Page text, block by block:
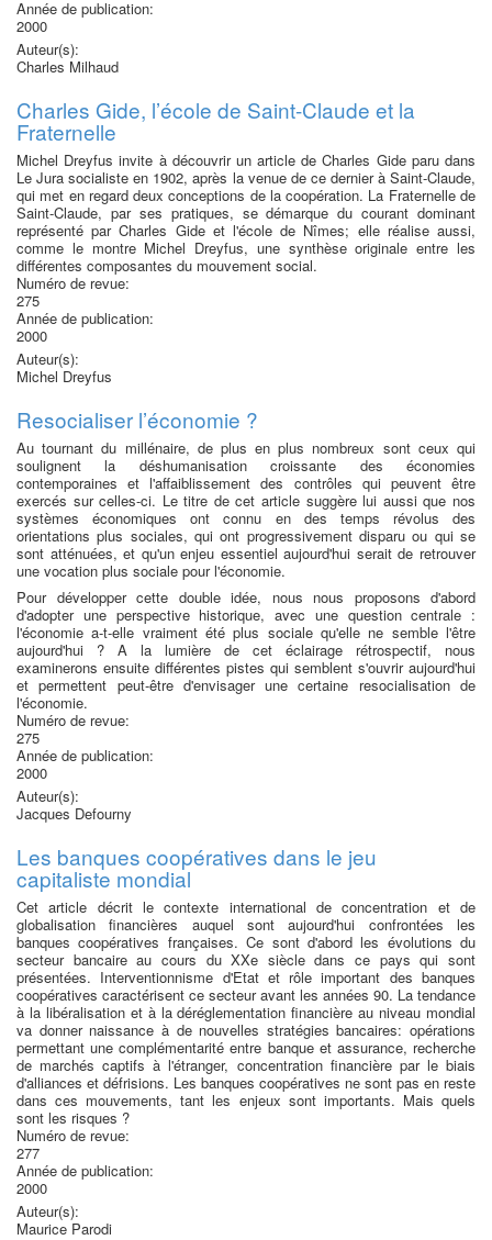
Année de publication:
2000
Auteur(s):
Charles Milhaud
Charles Gide, l’école de Saint-Claude et la
Fraternelle
Michel Dreyfus invite à découvrir un article de Charles Gide paru dans
Le Jura socialiste en 1902, après la venue de ce dernier à Saint-Claude,
qui met en regard deux conceptions de la coopération. La Fraternelle de
Saint-Claude, par ses pratiques, se démarque du courant dominant
représenté par Charles Gide et l'école de Nîmes; elle réalise aussi,
comme le montre Michel Dreyfus, une synthèse originale entre les
différentes composantes du mouvement social.
Numéro de revue:
275
Année de publication:
2000
Auteur(s):
Michel Dreyfus
Resocialiser l’économie ?
Au tournant du millénaire, de plus en plus nombreux sont ceux qui
soulignent la déshumanisation croissante des économies
contemporaines et l'affaiblissement des contrôles qui peuvent être
exercés sur celles-ci. Le titre de cet article suggère lui aussi que nos
systèmes économiques ont connu en des temps révolus des
orientations plus sociales, qui ont progressivement disparu ou qui se
sont atténuées, et qu'un enjeu essentiel aujourd'hui serait de retrouver
une vocation plus sociale pour l'économie.
Pour développer cette double idée, nous nous proposons d'abord
d'adopter une perspective historique, avec une question centrale :
l'économie a-t-elle vraiment été plus sociale qu'elle ne semble l'être
aujourd'hui ? A la lumière de cet éclairage rétrospectif, nous
examinerons ensuite différentes pistes qui semblent s'ouvrir aujourd'hui
et permettent peut-être d'envisager une certaine resocialisation de
l'économie.
Numéro de revue:
275
Année de publication:
2000
Auteur(s):
Jacques Defourny
Les banques coopératives dans le jeu
capitaliste mondial
Cet article décrit le contexte international de concentration et de
globalisation financières auquel sont aujourd'hui confrontées les
banques coopératives françaises. Ce sont d'abord les évolutions du
secteur bancaire au cours du XXe siècle dans ce pays qui sont
présentées. Interventionnisme d'Etat et rôle important des banques
coopératives caractérisent ce secteur avant les années 90. La tendance
à la libéralisation et à la déréglementation financière au niveau mondial
va donner naissance à de nouvelles stratégies bancaires: opérations
permettant une complémentarité entre banque et assurance, recherche
de marchés captifs à l'étranger, concentration financière par le biais
d'alliances et défrisions. Les banques coopératives ne sont pas en reste
dans ces mouvements, tant les enjeux sont importants. Mais quels
sont les risques ?
Numéro de revue:
277
Année de publication:
2000
Auteur(s):
Maurice Parodi